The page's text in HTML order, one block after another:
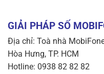
GIẢI PHÁP SỐ
Địa chỉ: Toà nhà
Hòa Hưng, TP. HCM
Hotline: 0938 82 82 82